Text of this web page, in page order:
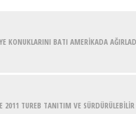
KONUKLARINI BATI AMERİKADA
2011 TUREB TANITIM VE SÜRDÜRÜLEBİLİR